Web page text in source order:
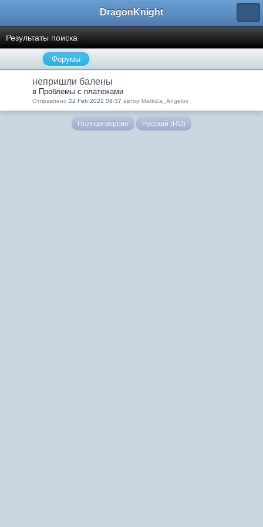
DragonKnight
Результаты поиска
Форумы
непришли балены
в Проблемы с платежами
Отправлено 22 Feb 2021 08:37 автор MarkiZa_Angelov
Полная версия Русский (RU)